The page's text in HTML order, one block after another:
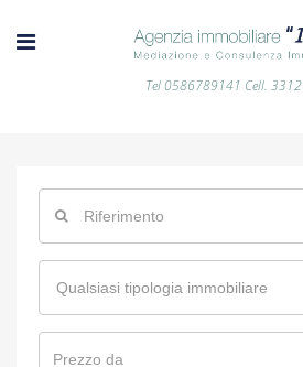
Tel 0586789141 Cell.
Qualsiasi tipologia immobiliare